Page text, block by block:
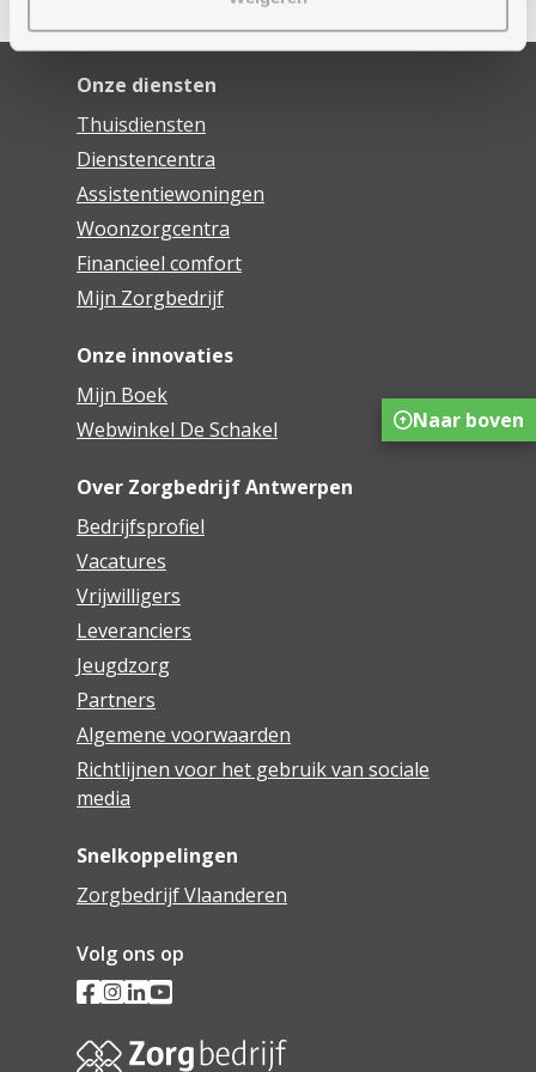
Onze diensten
Thuisdiensten
Dienstencentra
Assistentiewoningen
Woonzorgcentra
Financieel comfort
Mijn Zorgbedrijf
Onze innovaties
Mijn Boek
Webwinkel De Schakel
Over Zorgbedrijf Antwerpen
Bedrijfsprofiel
Vacatures
Vrijwilligers
Leveranciers
Jeugdzorg
Partners
Algemene voorwaarden
Richtlijnen voor het gebruik van sociale
media
Snelkoppelingen
Zorgbedrijf Vlaanderen
Volg ons op
Naar boven